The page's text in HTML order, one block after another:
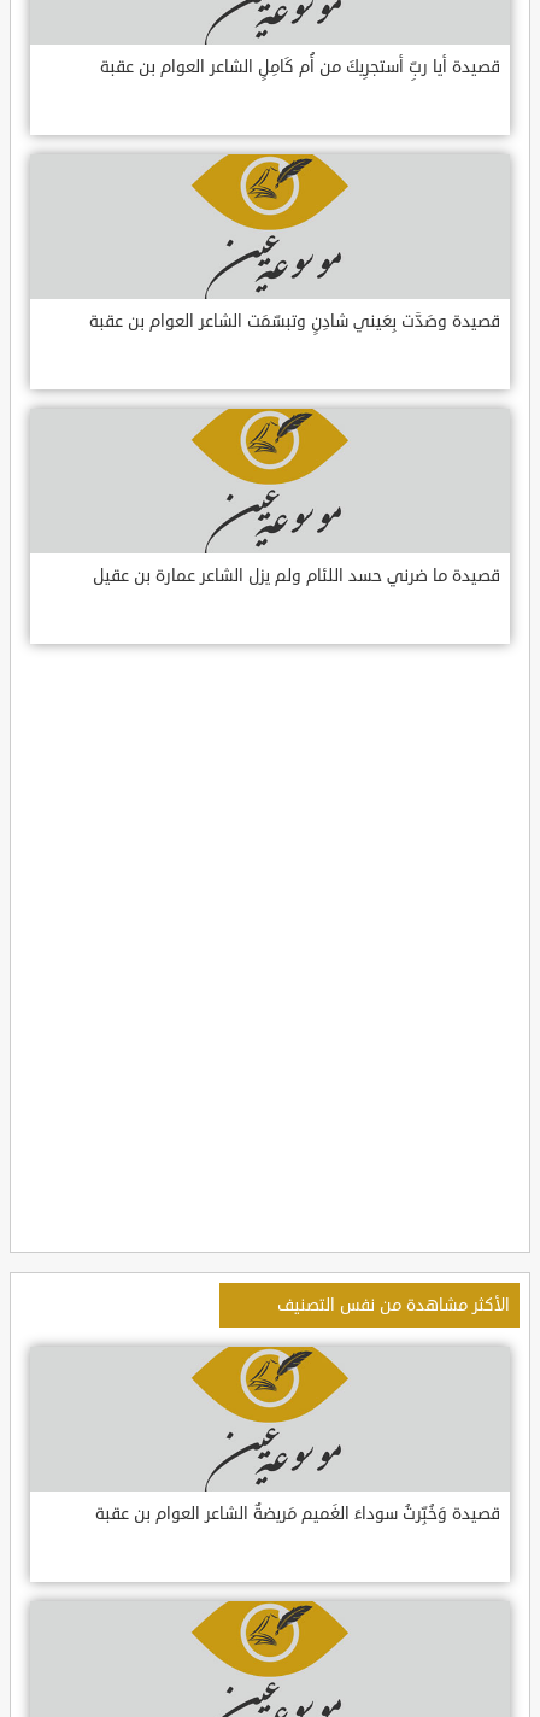
قصيدة أيا ربِّ أستجرِيكَ من أُم كَامِلٍ الشاعر العوام بن عقبة
قصيدة وصَدَّت بِعَيني شادِنٍ وتبسّمَت الشاعر العوام بن عقبة
قصيدة ما ضرني حسد اللئام ولم يزل الشاعر عمارة بن عقيل
الأكثر مشاهدة من نفس التصنيف
قصيدة وَخُبِّرتُ سوداءَ الغَميم مَريضةٌ الشاعر العوام بن عقبة